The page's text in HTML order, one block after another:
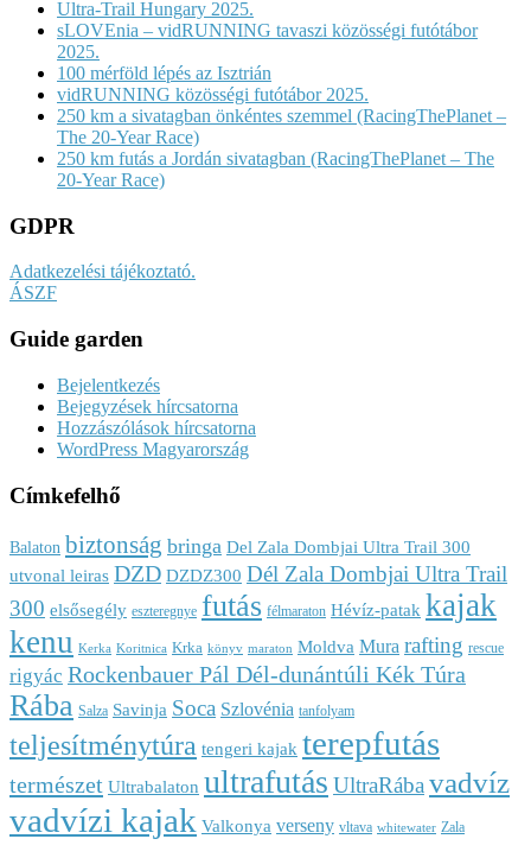
Ultra-Trail Hungary 2025.
sLOVEnia – vidRUNNING tavaszi közösségi futótábor
2025.
100 mérföld lépés az Isztrián
vidRUNNING közösségi futótábor 2025.
250 km a sivatagban önkéntes szemmel (RacingThePlanet –
The 20-Year Race)
250 km futás a Jordán sivatagban (RacingThePlanet – The
20-Year Race)
GDPR
Adatkezelési tájékoztató.
ÁSZF
Guide garden
Bejelentkezés
Bejegyzések hírcsatorna
Hozzászólások hírcsatorna
WordPress Magyarország
Címkefelhő
Balaton biztonság bringa Del Zala Dombjai Ultra Trail 300
utvonal leiras DZD DZDZ300 Dél Zala Dombjai Ultra Trail
300 elsősegély eszteregnye futás félmaraton Hévíz-patak kajak
kenu Kerka Koritnica Krka könyv maraton Moldva Mura rafting rescue
rigyác Rockenbauer Pál Dél-dunántúli Kék Túra
Rába Salza Savinja Soca Szlovénia tanfolyam
teljesítménytúra tengeri kajak terepfutás
természet Ultrabalaton ultrafutás UltraRábavadvíz
vadvízi kajak Valkonya verseny vltava whitewater Zala